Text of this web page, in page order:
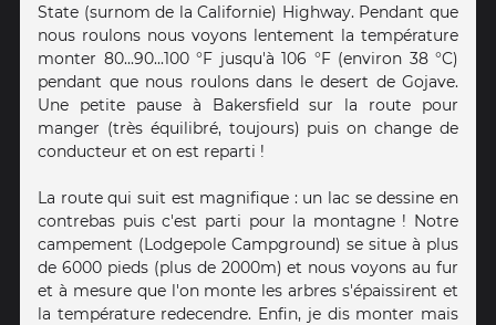
State (surnom de la Californie) Highway. Pendant que
nous roulons nous voyons lentement la température
monter 80...90...100 °F jusqu'à 106 °F (environ 38 °C)
pendant que nous roulons dans le desert de Gojave.
Une petite pause à Bakersfield sur la route pour
manger (très équilibré, toujours) puis on change de
conducteur et on est reparti !
La route qui suit est magnifique : un lac se dessine en
contrebas puis c'est parti pour la montagne ! Notre
campement (Lodgepole Campground) se situe à plus
de 6000 pieds (plus de 2000m) et nous voyons au fur
et à mesure que l'on monte les arbres s'épaissirent et
la température redecendre. Enfin, je dis monter mais